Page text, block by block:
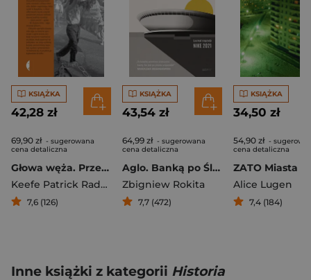
KSIĄŻKA
42,28 zł
69,90 zł - sugerowana
cena detaliczna
Głowa węża. Przemytnicy z Chinatown i amerykański sen
Keefe Patrick Radden
7,6 (126)
KSIĄŻKA
43,54 zł
64,99 zł - sugerowana
cena detaliczna
Aglo. Banką po Śląsku
Zbigniew Rokita
7,7 (472)
KSIĄŻKA
34,50 zł
54,90 zł -
cena detaliczna
Alice Lugen
7,4 (184)
Inne książki z kategorii Historia